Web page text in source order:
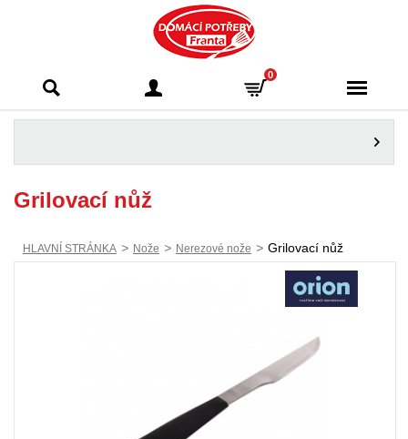
Franta - Příbram
0
Grilovací nůž
HLAVNÍ STRÁNKA > Nože > Nerezové nože > Grilovací nůž